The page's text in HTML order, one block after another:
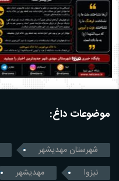
موضوعات داغ:
شهرستان مهدیشهر
نیزوا
مهدیشهر